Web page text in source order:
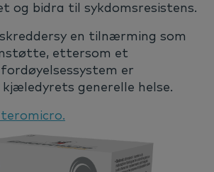
og bidra til sykdomsresistens.
en tilnærming som
ettersom et
er
generelle helse.